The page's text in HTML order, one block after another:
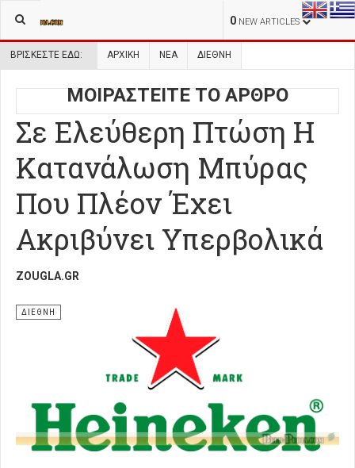
0 NEW ARTICLES
ΒΡΊΣΚΕΣΤΕ ΕΔΏ: ΑΡΧΙΚΉ ΝΕΑ ΔΙΕΘΝΗ
ΜΟΙΡΑΣΤΕΙΤΕ ΤΟ ΑΡΘΡΟ
Σε Ελεύθερη Πτώση Η
Κατανάλωση Μπύρας
Που Πλέον Έχει
Ακριβύνει Υπερβολικά
ZOUGLA.GR
ΔΙΕΘΝΗ